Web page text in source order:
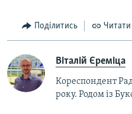
Поділитись Читати
Віталій Єреміца
Кореспондент
року. Родом із